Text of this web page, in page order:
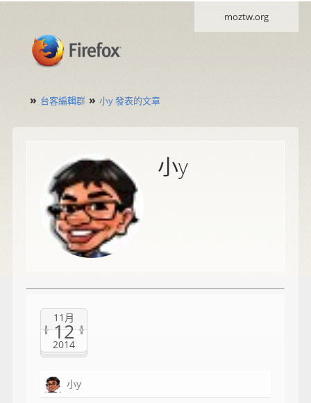
moztw.org
» 台客編輯群 » 小y 發表的文章
小y
11月
12
2014
小y